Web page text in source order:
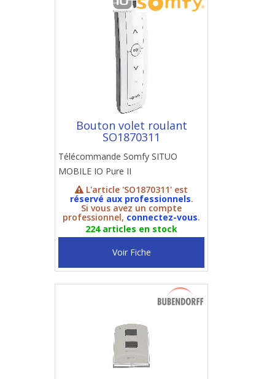
Bouton volet roulant
SO1870311
Télécommande Somfy SITUO
MOBILE IO Pure II
L'article 'SO1870311' est
réservé aux professionnels.
Si vous avez un compte
professionnel, connectez-vous.
224 articles en stock
Voir Fiche